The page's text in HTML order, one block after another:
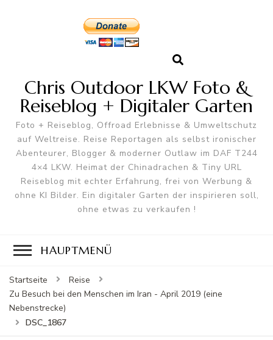
Chris Outdoor LKW Foto &
Reiseblog + Digitaler Garten
Foto + Reiseblog, Offroad Erlebnisse & Umweltschutz
auf Weltreise. Reise Reportagen als selbst ironischer
Abenteurer, Blogger & moderner Outlaw im DAF T244
4×4 LKW. Heimat der Chinadrachen & Tiny URL
Reiseblog mit echter Erfahrung, frei von Werbung &
ohne KI Bilder. Ein digitaler Garten der inspirieren soll,
ohne etwas zu verkaufen !
HAUPTMENÜ
Startseite
Reise
Zu Besuch bei den Menschen im Iran - April 2019 (eine
Nebenstrecke)
DSC_1867